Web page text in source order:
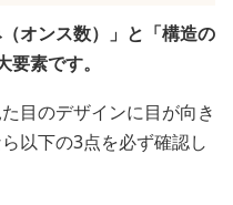
オンス数）」と「構造の
素です。
目のデザインに目が向き
以下の3点を必ず確認し